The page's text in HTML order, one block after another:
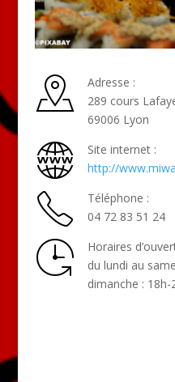
Adresse :
289 cours
69006 Lyon
Site internet :
http://
Téléphone :
04 72 83 51 24
Horaires
du lundi au
dimanche : 18h-